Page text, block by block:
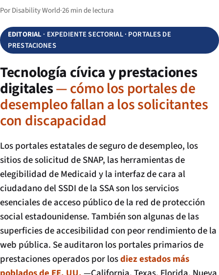
Por Disability World·26 min de lectura
EDITORIAL · EXPEDIENTE SECTORIAL · PORTALES DE
PRESTACIONES
Tecnología cívica y prestaciones
digitales— cómo los portales de
desempleo fallan a los solicitantes
con discapacidad
Los portales estatales de seguro de desempleo, los
sitios de solicitud de SNAP, las herramientas de
elegibilidad de Medicaid y la interfaz de cara al
ciudadano del SSDI de la SSA son los servicios
esenciales de acceso público de la red de protección
social estadounidense. También son algunas de las
superficies de accesibilidad con peor rendimiento de la
web pública. Se auditaron los portales primarios de
prestaciones operados por losdiez estados más